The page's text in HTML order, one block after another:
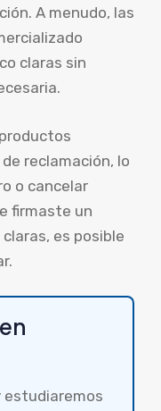
A menudo, las
claras sin
reclamación, lo
o cancelar
firmaste un
es posible
estudiaremos